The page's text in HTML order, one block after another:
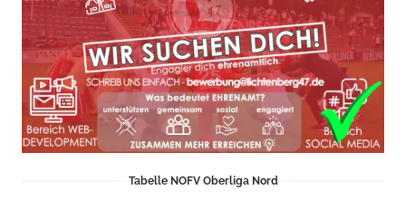
Tabelle NOFV Oberliga Nord